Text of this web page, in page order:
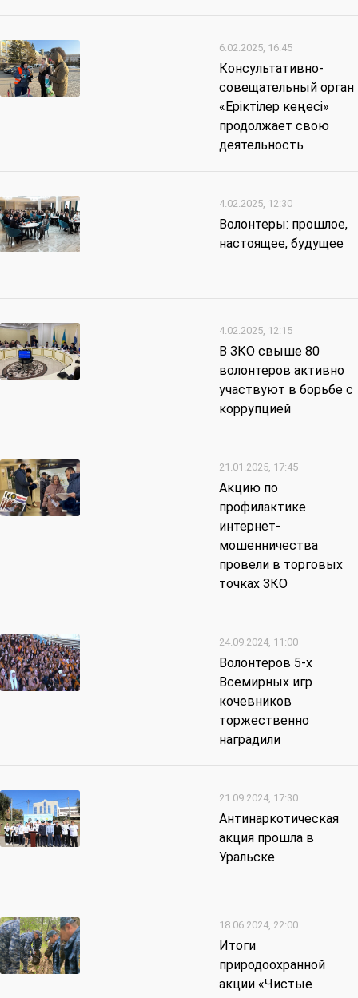
6.02.2025, 16:45
Консультативно-
совещательный орган
«Еріктілер кеңесі»
продолжает свою
деятельность
4.02.2025, 12:30
Волонтеры: прошлое,
настоящее, будущее
4.02.2025, 12:15
В ЗКО свыше 80
волонтеров активно
участвуют в борьбе с
коррупцией
21.01.2025, 17:45
Акцию по
профилактике
интернет-
мошенничества
провели в торговых
точках ЗКО
24.09.2024, 11:00
Волонтеров 5-х
Всемирных игр
кочевников
торжественно
наградили
21.09.2024, 17:30
Антинаркотическая
акция прошла в
Уральске
18.06.2024, 22:00
Итоги
природоохранной
акции «Чистые